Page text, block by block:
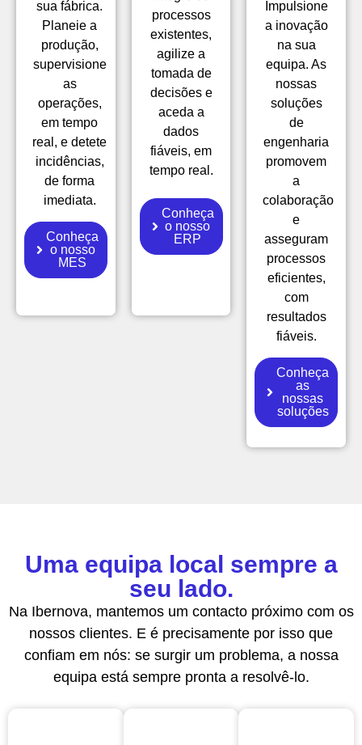
sua fábrica.
Planeie a
produção,
supervisione
as
operações,
em tempo
real, e detete
incidências,
de forma
imediata.
Conheça
o nosso
MES
processos
existentes,
agilize a
tomada de
decisões e
aceda a
dados
fiáveis, em
tempo real.
Conheça
o nosso
ERP
Impulsione
a inovação
na sua
equipa. As
nossas
soluções
de
engenharia
promovem
a
colaboração
e
asseguram
processos
eficientes,
com
resultados
fiáveis.
Conheça
as
nossas
soluções
Uma equipa local sempre a
seu lado.
Na Ibernova, mantemos um contacto próximo com os
nossos clientes. E é precisamente por isso que
confiam em nós: se surgir um problema, a nossa
equipa está sempre pronta a resolvê-lo.